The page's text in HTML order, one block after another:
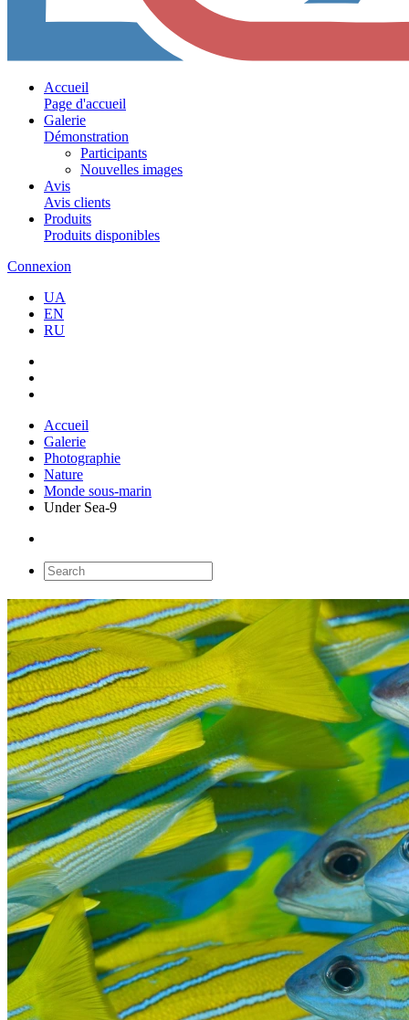
Accueil
Page d'accueil
Galerie
Démonstration
Participants
Nouvelles images
Avis
Avis clients
Produits
Produits disponibles
Connexion
UA
EN
RU
Accueil
Galerie
Photographie
Nature
Monde sous-marin
Under Sea-9